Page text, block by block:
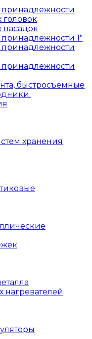
насадок
1"
быстросъемные
хранения